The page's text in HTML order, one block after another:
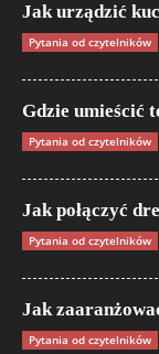
Jak urządzić
Pytania od czytelników
Gdzie umieścić
Pytania od czytelników
Jak połączyć
Pytania od czytelników
Jak
Pytania od czytelników